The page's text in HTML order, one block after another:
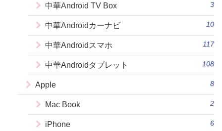
中華Android TV Box 3
中華Androidカーナビ 10
中華Androidスマホ 117
中華Androidタブレット 108
Apple 8
Mac Book 2
iPhone 6